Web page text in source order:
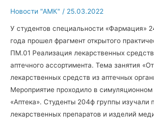
Новости "АМК" / 25.03.2022
У студентов специальности «Фармация»
года прошел фрагмент открытого
ПМ.01 Реализация лекарственных
аптечного ассортимента. Тема занятия
лекарственных средств из аптечных
Мероприятие проходило в симуляционном
«Аптека». Студенты 204ф группы изучали
лекарственных препаратов и изделий